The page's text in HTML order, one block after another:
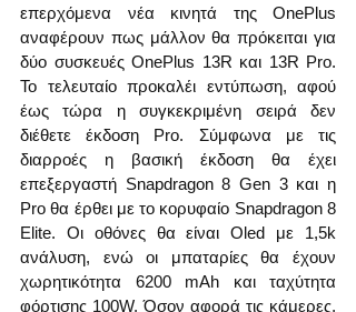
επερχόμενα νέα κινητά της OnePlus
αναφέρουν πως μάλλον θα πρόκειται για
δύο συσκευές OnePlus 13R και 13R Pro.
Το τελευταίο προκαλέι εντύπωση, αφού
έως τώρα η συγκεκριμένη σειρά δεν
διέθετε έκδοση Pro. Σύμφωνα με τις
διαρροές η βασική έκδοση θα έχει
επεξεργαστή Snapdragon 8 Gen 3 και η
Pro θα έρθει με το κορυφαίο Snapdragon 8
Elite. Οι οθόνες θα είναι Oled με 1,5k
ανάλυση, ενώ οι μπαταρίες θα έχουν
χωρητικότητα 6200 mAh και ταχύτητα
φόρτισης 100W. Όσον αφορά τις κάμερες,